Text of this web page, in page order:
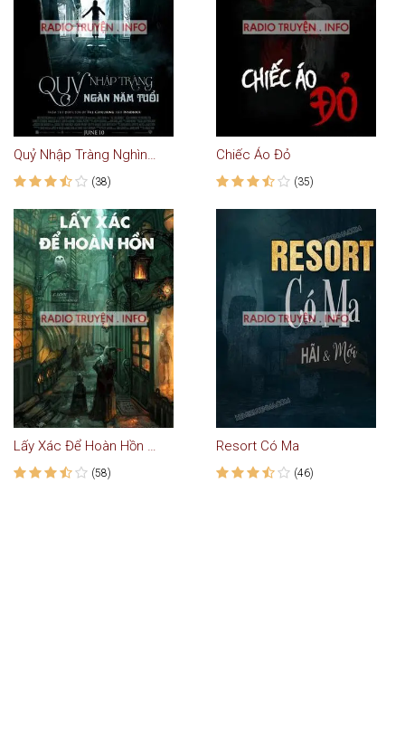
Quỷ Nhập Tràng Nghìn Tuổi - Truyện Kinh Di
(38)
Chiếc Áo Đỏ
(35)
Lấy Xác Để Hoàn Hồn - Truyện Kinh Dị
(58)
Resort Có Ma
(46)